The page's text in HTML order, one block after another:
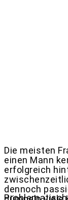
Die meisten
einen Mann
erfolgreich
dennoch